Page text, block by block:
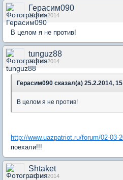
Герасим090
25 Feb 2014
В целом я не против!
tunguz88
26 Feb 2014
Герасим090 сказал(а) 25.2.2014,
В целом я не против!
http://www.uazpatriot.ru/forum/02-03-
поехали!!!
Shtaket
27 Feb 2014